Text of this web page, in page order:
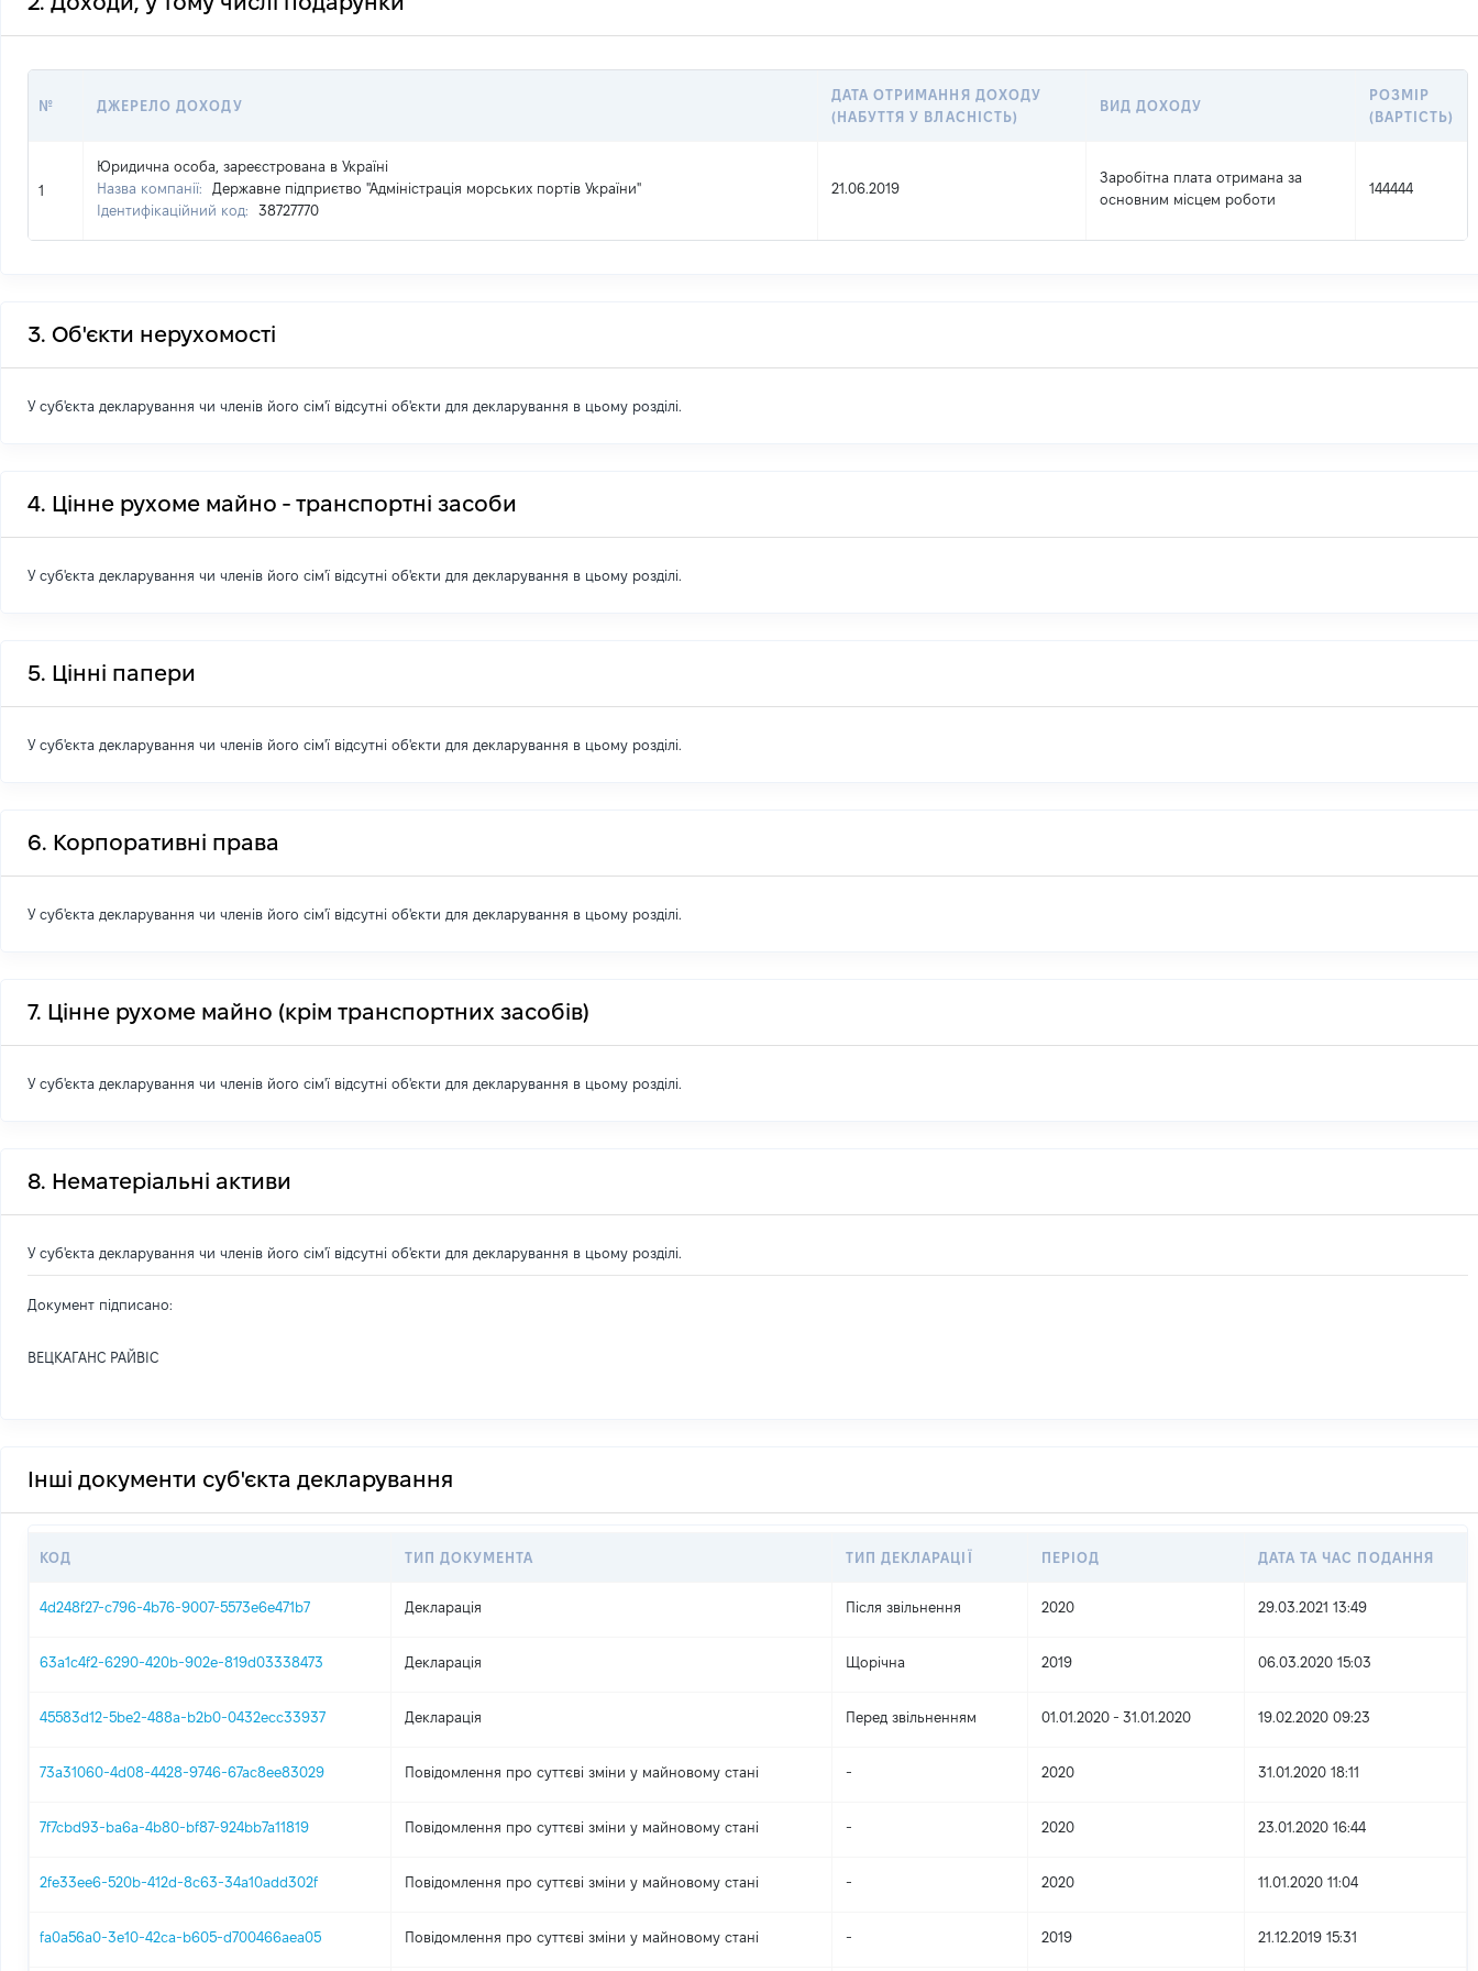
№ ДЖЕРЕЛО ДОХОДУ
ДАТА ОТРИМАННЯ ДОХОДУ
(НАБУТТЯ У ВЛАСНІСТЬ)
ВИД ДОХОДУ
РОЗМІР
(ВАРТІСТЬ)
1
Юридична особа, зареєстрована в Україні
Назва компанії:
Державне підприєтво "Адміністрація морських портів України"
Ідентифікаційний код:
38727770
21.06.2019
Заробітна плата отримана за
основним місцем роботи
144444
3. Об'єкти нерухомості
У суб'єкта декларування чи членів його сім'ї відсутні об'єкти для декларування в цьому розділі.
4. Цінне рухоме майно - транспортні засоби
У суб'єкта декларування чи членів його сім'ї відсутні об'єкти для декларування в цьому розділі.
5. Цінні папери
У суб'єкта декларування чи членів його сім'ї відсутні об'єкти для декларування в цьому розділі.
6. Корпоративні права
У суб'єкта декларування чи членів його сім'ї відсутні об'єкти для декларування в цьому розділі.
7. Цінне рухоме майно (крім транспортних засобів)
У суб'єкта декларування чи членів його сім'ї відсутні об'єкти для декларування в цьому розділі.
8. Нематеріальні активи
У суб'єкта декларування чи членів його сім'ї відсутні об'єкти для декларування в цьому розділі.
Документ підписано:
ВЕЦКАГАНС РАЙВІС
Інші документи суб'єкта декларування
КОД ТИП ДОКУМЕНТА ТИП ДЕКЛАРАЦІЇ ПЕРІОД ДАТА ТА ЧАС ПОДАННЯ
4d248f27-c796-4b76-9007-5573e6e471b7 Декларація Після звільнення 2020 29.03.2021 13:49
63a1c4f2-6290-420b-902e-819d03338473 Декларація Щорічна 2019 06.03.2020 15:03
45583d12-5be2-488a-b2b0-0432ecc33937 Декларація Перед звільненням 01.01.2020 - 31.01.2020 19.02.2020 09:23
73a31060-4d08-4428-9746-67ac8ee83029 Повідомлення про суттєві зміни y майновому стані - 2020 31.01.2020 18:11
7f7cbd93-ba6a-4b80-bf87-924bb7a11819 Повідомлення про суттєві зміни y майновому стані - 2020 23.01.2020 16:44
2fe33ee6-520b-412d-8c63-34a10add302f Повідомлення про суттєві зміни y майновому стані - 2020 11.01.2020 11:04
fa0a56a0-3e10-42ca-b605-d700466aea05 Повідомлення про суттєві зміни y майновому стані - 2019 21.12.2019 15:31